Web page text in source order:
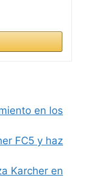
en los
FC5 y haz
Karcher en